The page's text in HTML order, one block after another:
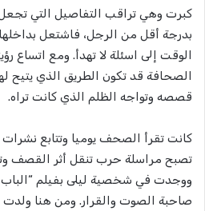
كبرت وهي تراقب التفاصيل التي
بدرجة أقل من الرجل، فاشتعل
الوقت إلى اسئلة لا تهدأ. ومع اتساع
الصحافة قد تكون الطريق الذي يتيح
قصصه وتواجه الظلم الذي كانت تراه.
كانت تقرأ الصحف يوميا وتتابع
تصبح مراسلة حرب تنقل أثر القصف
ووجدت في شخصية ليلى بفيلم “الباب
صاحبة الصوت والقرار. ومن هنا ولدت